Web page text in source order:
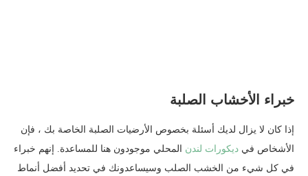
خبراء الأخشاب الصلبة
إذا كان لا يزال لديك أسئلة بخصوص الأرضيات الصلبة الخاصة بك ، فإن
الأشخاص في ديكورات لندن المحلي موجودون هنا للمساعدة. إنهم خبراء
في كل شيء من الخشب الصلب وسيساعدونك في تحديد أفضل أنماط